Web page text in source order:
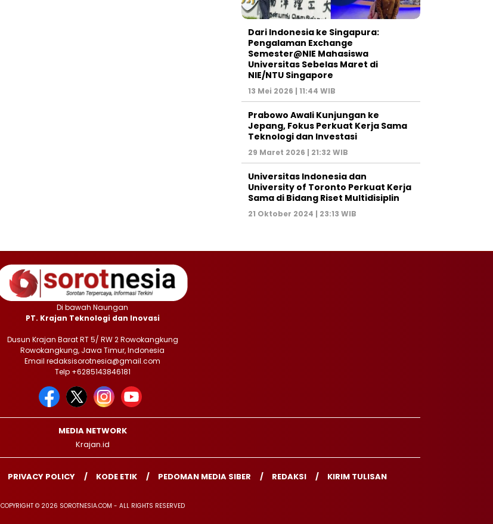
Dari Indonesia ke Singapura:
Pengalaman Exchange
Semester@NIE Mahasiswa
Universitas Sebelas Maret di
NIE/NTU Singapore
13 Mei 2026 | 11:44 WIB
Prabowo Awali Kunjungan ke
Jepang, Fokus Perkuat Kerja Sama
Teknologi dan Investasi
29 Maret 2026 | 21:32 WIB
Universitas Indonesia dan
University of Toronto Perkuat Kerja
Sama di Bidang Riset Multidisiplin
21 Oktober 2024 | 23:13 WIB
Di bawah Naungan
PT. Krajan Teknologi dan Inovasi
Dusun Krajan Barat RT 5/ RW 2 Rowokangkung
Rowokangkung, Jawa Timur, Indonesia
Email redaksisorotnesia@gmail.com
Telp +6285143846181
MEDIA NETWORK
Krajan.id
PRIVACY POLICY KODE ETIK PEDOMAN MEDIA SIBER REDAKSI KIRIM TULISAN
COPYRIGHT © 2026 SOROTNESIA.COM - ALL RIGHTS RESERVED